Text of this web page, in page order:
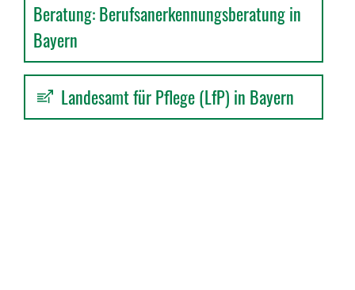
Beratung: Berufsanerkennungsberatung in
Bayern
Landesamt für Pflege (LfP) in Bayern